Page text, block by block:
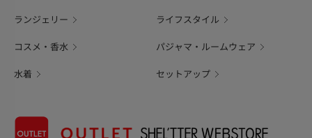
ランジェリー ライフスタイル
コスメ・香水 パジャマ・ルームウェア
水着 セットアップ